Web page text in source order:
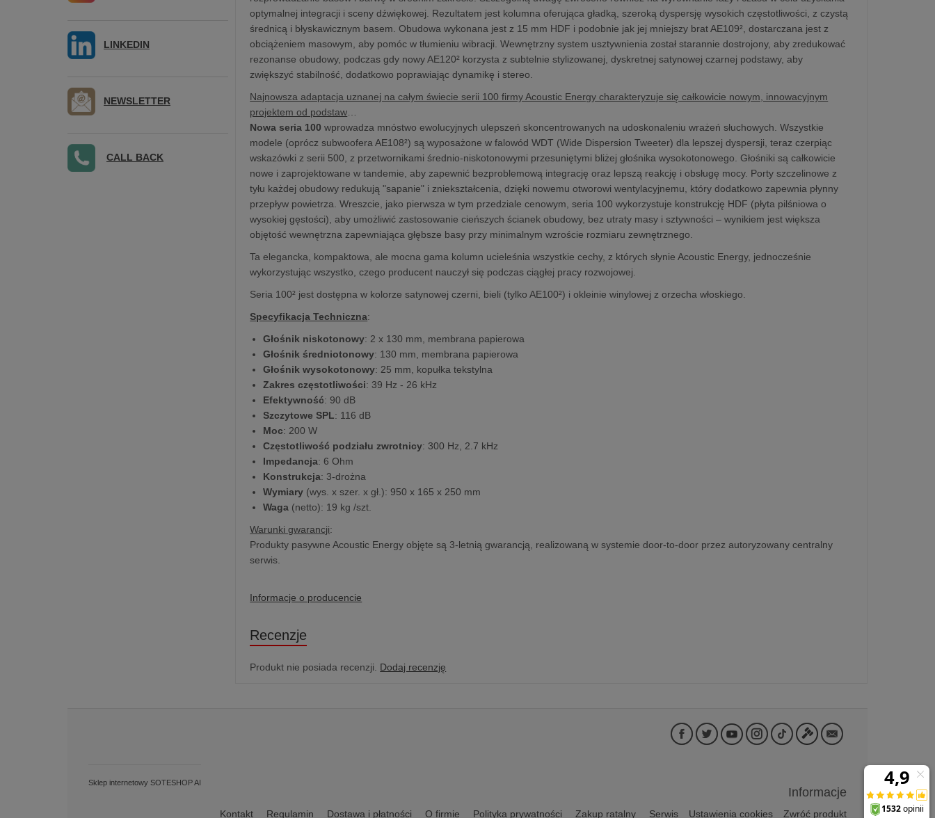
optymalnej integracji i sceny dźwiękowej. Rezultatem jest kolumna oferująca gładką, szeroką dyspersję wysokich częstotliwości, z czystą
średnicą i błyskawicznym basem. Obudowa wykonana jest z 15 mm HDF i podobnie jak jej mniejszy brat AE109², dostarczana jest z
obciążeniem masowym, aby pomóc w tłumieniu wibracji. Wewnętrzny system usztywnienia został starannie dostrojony, aby zredukować
rezonanse obudowy, podczas gdy nowy AE120² korzysta z subtelnie stylizowanej, dyskretnej satynowej czarnej podstawy, aby
zwiększyć stabilność, dodatkowo poprawiając dynamikę i stereo.
Najnowsza adaptacja uznanej na całym świecie serii 100 firmy Acoustic Energy charakteryzuje się całkowicie nowym, innowacyjnym
projektem od podstaw
Nowa seria 100 wprowadza mnóstwo ewolucyjnych ulepszeń skoncentrowanych na udoskonaleniu wrażeń słuchowych. Wszystkie
modele (oprócz subwoofera AE108²) są wyposażone w falowód WDT (Wide Dispersion Tweeter) dla lepszej dyspersji, teraz czerpiąc
wskazówki z serii 500, z przetwornikami średnio-niskotonowymi przesuniętymi bliżej głośnika wysokotonowego. Głośniki są całkowicie
nowe i zaprojektowane w tandemie, aby zapewnić bezproblemową integrację oraz lepszą reakcję i obsługę mocy. Porty szczelinowe z
tyłu każdej obudowy redukują "sapanie" i zniekształcenia, dzięki nowemu otworowi wentylacyjnemu, który dodatkowo zapewnia płynny
przepływ powietrza. Wreszcie, jako pierwsza w tym przedziale cenowym, seria 100 wykorzystuje konstrukcję HDF (płyta pilśniowa o
wysokiej gęstości), aby umożliwić zastosowanie cieńszych ścianek obudowy, bez utraty masy i sztywności – wynikiem jest większa
objętość wewnętrzna zapewniająca głębsze basy przy minimalnym wzroście rozmiaru zewnętrznego.
Ta elegancka, kompaktowa, ale mocna gama kolumn ucieleśnia wszystkie cechy, z których słynie Acoustic Energy, jednocześnie
wykorzystując wszystko, czego producent nauczył się podczas ciągłej pracy rozwojowej.
Seria 100² jest dostępna w kolorze satynowej czerni, bieli (tylko AE100²) i okleinie winylowej z orzecha włoskiego.
Specyfikacja Techniczna:
Głośnik niskotonowy: 2 x 130 mm, membrana papierowa
Głośnik średniotonowy: 130 mm, membrana papierowa
Głośnik wysokotonowy: 25 mm, kopułka tekstylna
Zakres częstotliwości: 39 Hz - 26 kHz
Efektywność: 90 dB
Szczytowe SPL: 116 dB
Moc: 200 W
Częstotliwość podziału zwrotnicy: 300 Hz, 2.7 kHz
Impedancja: 6 Ohm
Konstrukcja: 3-drożna
Wymiary (wys. x szer. x gł.): 950 x 165 x 250 mm
Waga (netto): 19 kg /szt.
Warunki gwarancji:
Produkty pasywne Acoustic Energy objęte są 3-letnią gwarancją, realizowaną w systemie door-to-door przez autoryzowany centralny
serwis.
Informacje o producencie
Recenzje
Produkt nie posiada recenzji. Dodaj recenzję
LINKEDIN
NEWSLETTER
CALL BACK
Informacje
Kontakt Regulamin Dostawa i płatności O firmie Polityka prywatności Zakup ratalny Serwis Ustawienia cookies Zwróć produkt
Sklep internetowy SOTESHOP AI